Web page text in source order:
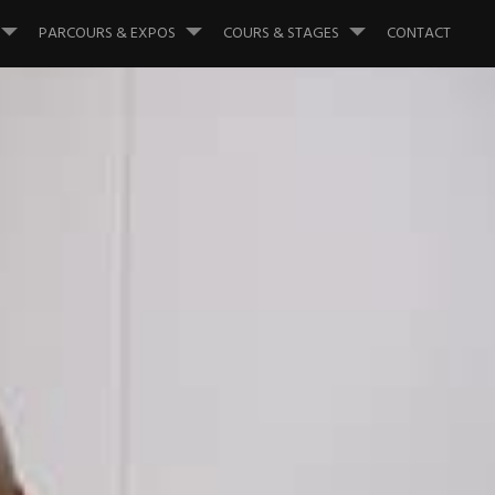
PARCOURS & EXPOS COURS & STAGES CONTACT